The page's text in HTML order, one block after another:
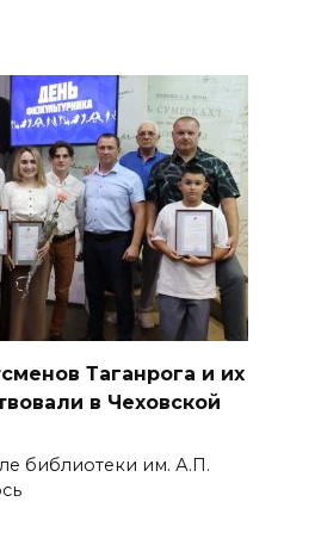
Таганрога и их
в Чеховской
библиотеки им. А.П.